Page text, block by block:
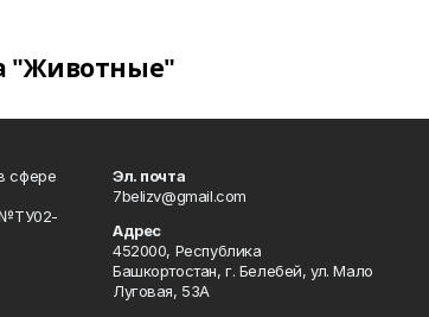
"Животные"
сфере
№ТУ02-
Эл. почта
7belizv@gmail.com
Адрес
452000, Республика
Башкортостан, г. Белебей, ул. Мало
Луговая, 53А